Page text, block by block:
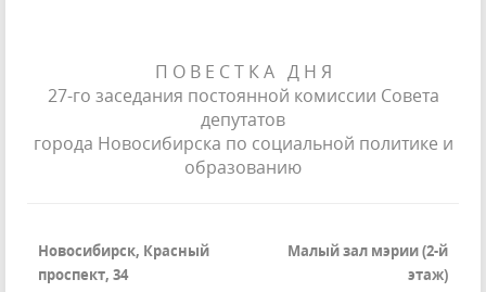
П О В Е С Т К А Д Н Я
27-го заседания постоянной комиссии Совета
депутатов
города Новосибирска по социальной политике и
образованию
Новосибирск, Красный
проспект, 34
Малый зал мэрии (2-й
этаж)